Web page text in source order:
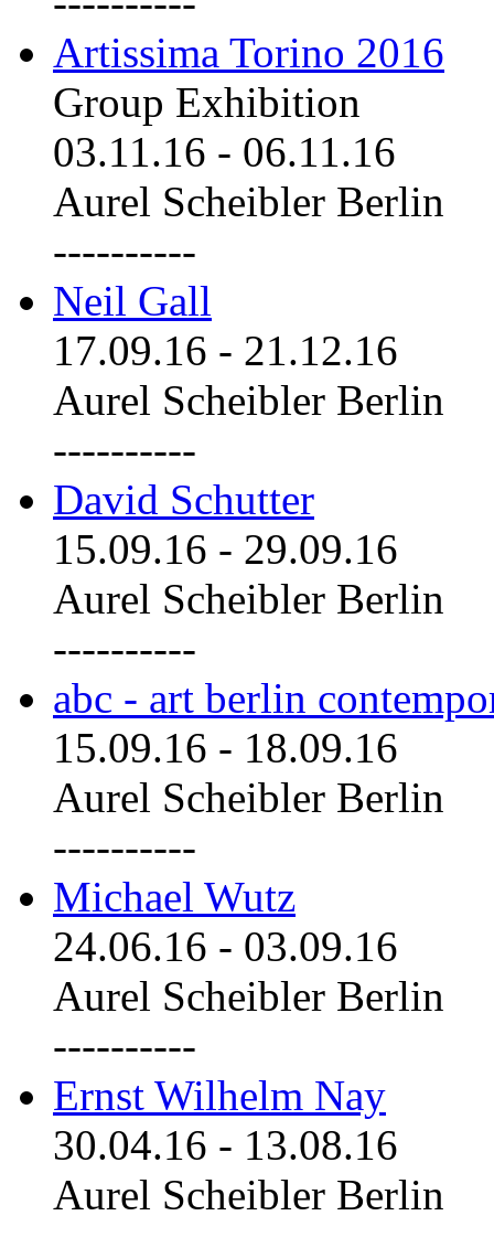
Artissima Torino 2016
Group Exhibition
03.11.16 - 06.11.16
Aurel Scheibler Berlin
----------
Neil Gall
17.09.16 - 21.12.16
Aurel Scheibler Berlin
----------
David Schutter
15.09.16 - 29.09.16
Aurel Scheibler Berlin
----------
abc - art berlin
15.09.16 - 18.09.16
Aurel Scheibler Berlin
----------
Michael Wutz
24.06.16 - 03.09.16
Aurel Scheibler Berlin
----------
Ernst Wilhelm Nay
30.04.16 - 13.08.16
Aurel Scheibler Berlin